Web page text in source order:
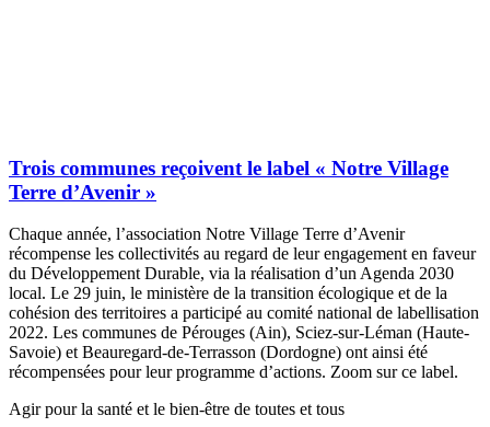
Trois communes reçoivent le label « Notre Village
Terre d’Avenir »
Chaque année, l’association Notre Village Terre d’Avenir
récompense les collectivités au regard de leur engagement en faveur
du Développement Durable, via la réalisation d’un Agenda 2030
local. Le 29 juin, le ministère de la transition écologique et de la
cohésion des territoires a participé au comité national de labellisation
2022. Les communes de Pérouges (Ain), Sciez-sur-Léman (Haute-
Savoie) et Beauregard-de-Terrasson (Dordogne) ont ainsi été
récompensées pour leur programme d’actions. Zoom sur ce label.
Agir pour la santé et le bien-être de toutes et tous